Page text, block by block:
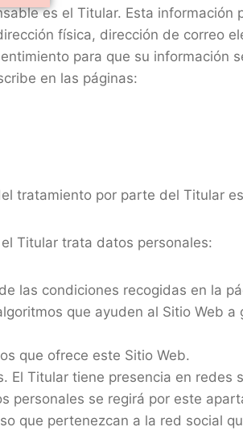
es el Titular. Esta
física, dirección de correo
para que su
en las páginas:
tratamiento por parte del Titular
Titular trata datos personales:
las condiciones recogidas en la
que ayuden al Sitio Web
que ofrece este Sitio Web.
El Titular tiene presencia en
personales se regirá por este
que pertenezcan a la red social